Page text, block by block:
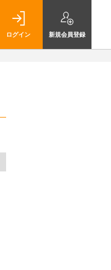
ログイン 新規会員登録